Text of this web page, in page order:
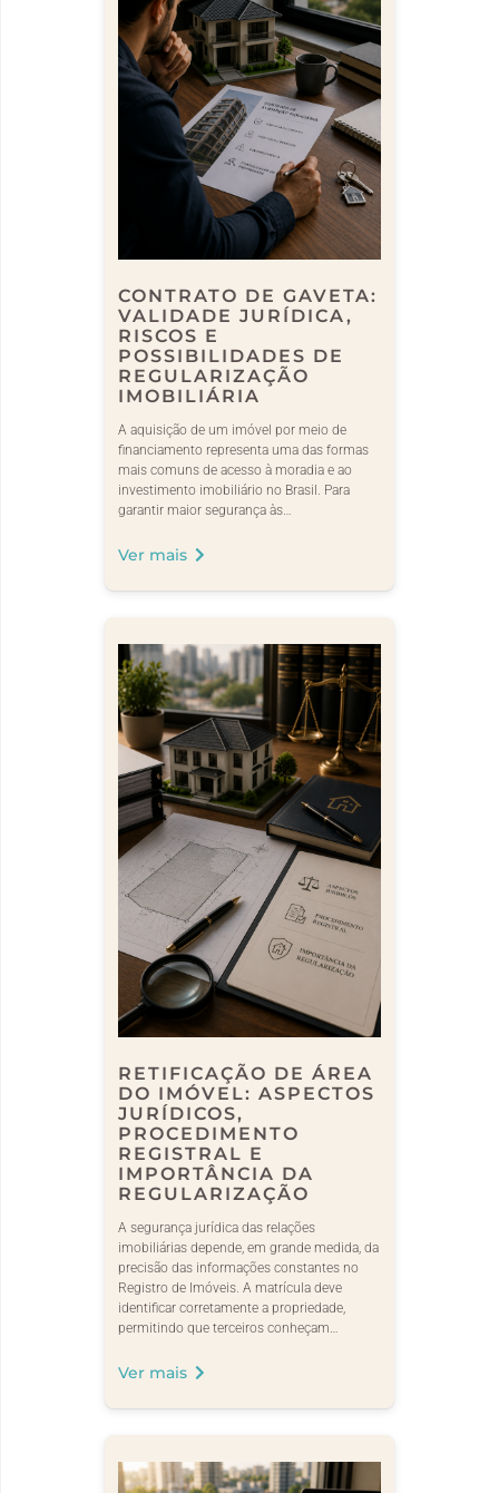
CONTRATO DE GAVETA:
VALIDADE JURÍDICA,
RISCOS E
POSSIBILIDADES DE
REGULARIZAÇÃO
IMOBILIÁRIA
A aquisição de um imóvel por meio de
financiamento representa uma das formas
mais comuns de acesso à moradia e ao
investimento imobiliário no Brasil. Para
garantir maior segurança às…
Ver mais
RETIFICAÇÃO DE ÁREA
DO IMÓVEL: ASPECTOS
JURÍDICOS,
PROCEDIMENTO
REGISTRAL E
IMPORTÂNCIA DA
REGULARIZAÇÃO
A segurança jurídica das relações
imobiliárias depende, em grande medida, da
precisão das informações constantes no
Registro de Imóveis. A matrícula deve
identificar corretamente a propriedade,
permitindo que terceiros conheçam…
Ver mais